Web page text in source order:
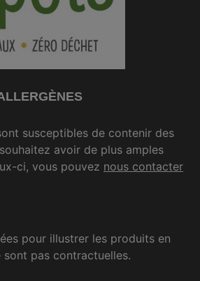
susceptibles de contenir des
avoir de plus amples
ci, vous pouvez nous contacter
pour illustrer les produits en
pas contractuelles.